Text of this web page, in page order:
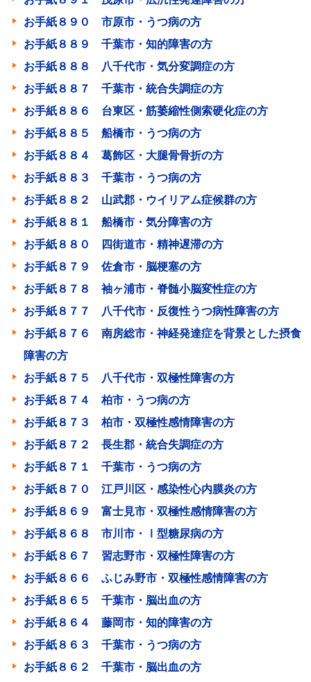
お手紙８９０ 市原市・うつ病の方
お手紙８８９ 千葉市・知的障害の方
お手紙８８８ 八千代市・気分変調症の方
お手紙８８７ 千葉市・統合失調症の方
お手紙８８６ 台東区・筋萎縮性側索硬化症の方
お手紙８８５ 船橋市・うつ病の方
お手紙８８４ 葛飾区・大腿骨骨折の方
お手紙８８３ 千葉市・うつ病の方
お手紙８８２ 山武郡・ウイリアム症候群の方
お手紙８８１ 船橋市・気分障害の方
お手紙８８０ 四街道市・精神遅滞の方
お手紙８７９ 佐倉市・脳梗塞の方
お手紙８７８ 袖ヶ浦市・脊髄小脳変性症の方
お手紙８７７ 八千代市・反復性うつ病性障害の方
お手紙８７６ 南房総市・神経発達症を背景とした摂食
障害の方
お手紙８７５ 八千代市・双極性障害の方
お手紙８７４ 柏市・うつ病の方
お手紙８７３ 柏市・双極性感情障害の方
お手紙８７２ 長生郡・統合失調症の方
お手紙８７１ 千葉市・うつ病の方
お手紙８７０ 江戸川区・感染性心内膜炎の方
お手紙８６９ 富士見市・双極性感情障害の方
お手紙８６８ 市川市・Ⅰ型糖尿病の方
お手紙８６７ 習志野市・双極性障害の方
お手紙８６６ ふじみ野市・双極性感情障害の方
お手紙８６５ 千葉市・脳出血の方
お手紙８６４ 藤岡市・知的障害の方
お手紙８６３ 千葉市・うつ病の方
お手紙８６２ 千葉市・脳出血の方